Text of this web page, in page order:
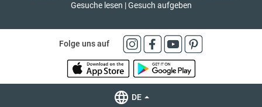
Gesuche lesen | Gesuch aufgeben
Folge uns auf
DE